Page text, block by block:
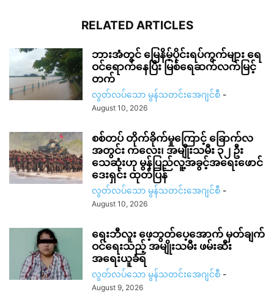
RELATED ARTICLES
ဘားအံတွင် မြေနိမ့်ပိုင်းရပ်ကွက်များ ရေ
ဝင်ရောက်နေပြီး မြစ်ရေဆက်လက်မြင့်
တက်
လွတ်လပ်သော မွန်သတင်းအေဂျင်စီ -
August 10, 2026
စစ်တပ် တိုက်ခိုက်မှုကြောင့် ခြောက်လ
အတွင်း ကလေး၊ အမျိုးသမီး ၃၂ ဦး
သေဆုံးဟု မွန်ပြည်လူ့အခွင့်အရေးဖောင်
ဒေးရှင်း ထုတ်ပြန်
လွတ်လပ်သော မွန်သတင်းအေဂျင်စီ -
August 10, 2026
ရေးဘီလူး ဖေ့ဘွတ်ပေ့အောက် မှတ်ချက်
ဝင်ရေးသည့် အမျိုးသမီး ဖမ်းဆီး
အရေးယူခံရ
လွတ်လပ်သော မွန်သတင်းအေဂျင်စီ -
August 9, 2026